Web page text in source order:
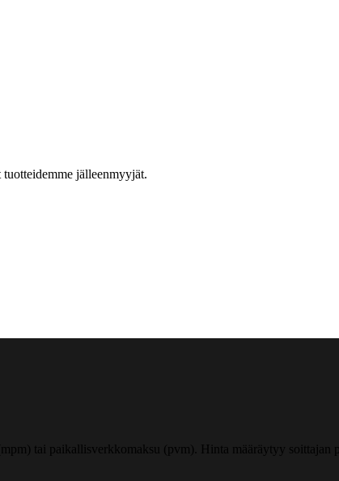
jälleenmyyjät.
tai paikallisverkkomaksu (pvm). Hinta määräytyy soittajan